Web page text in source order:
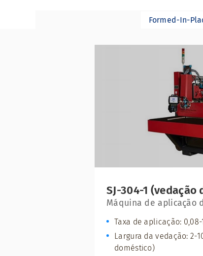
Formed-In-
SJ-304-1 (vedação
Máquina de aplicação
Taxa de aplicação: 0,08-
Largura da vedação: 2-
doméstico)